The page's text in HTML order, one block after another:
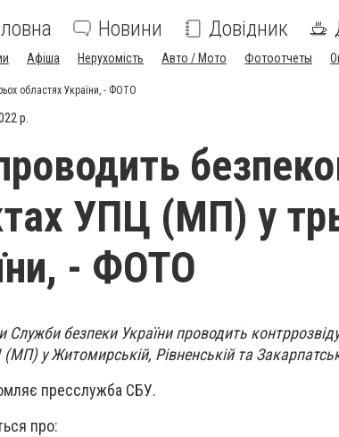
Новини Довідник
Афіша Нерухомість Авто / Мото Фотоотчеты
областях України, - ФОТО
р.
УПЦ (МП) у
- ФОТО
Служби безпеки України проводить
у Житомирській, Рівненській та
пресслужба СБУ.
про: